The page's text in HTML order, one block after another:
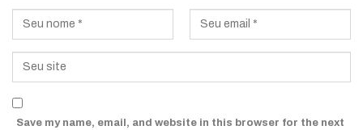
Save my name, email, and website in this browser for the next